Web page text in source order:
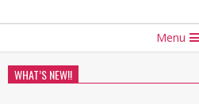
Menu
Menu
WHAT’S NEW!!